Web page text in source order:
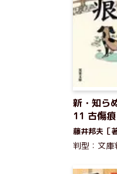
新・知ら
11 古傷痕
藤井邦夫［
判型：文庫